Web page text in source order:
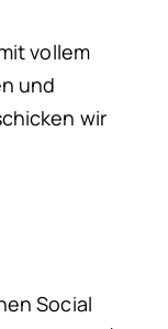
vollem
und
wir
Social